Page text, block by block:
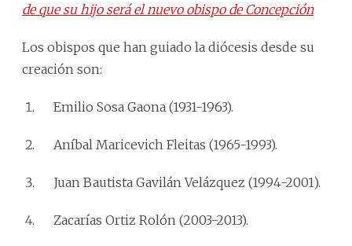
de que su hijo será el nuevo obispo de Concepción
Los obispos que han guiado la diócesis desde su
creación son:
Emilio Sosa Gaona (1931-1963).
Aníbal Maricevich Fleitas (1965-1993).
Juan Bautista Gavilán Velázquez (1994-2001).
Zacarías Ortiz Rolón (2003-2013).